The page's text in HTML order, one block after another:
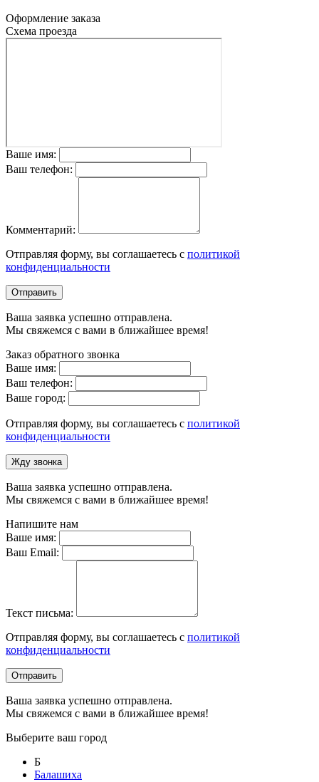
Оформление заказа
Схема проезда
Ваше имя:
Ваш телефон:
Комментарий:
Отправляя форму, вы соглашаетесь с политикой
конфиденциальности
Отправить
Ваша заявка успешно отправлена.
Мы свяжемся с вами в ближайшее время!
Заказ обратного звонка
Ваше имя:
Ваш телефон:
Ваше город:
Отправляя форму, вы соглашаетесь с политикой
конфиденциальности
Жду звонка
Ваша заявка успешно отправлена.
Мы свяжемся с вами в ближайшее время!
Напишите нам
Ваше имя:
Ваш Email:
Текст письма:
Отправляя форму, вы соглашаетесь с политикой
конфиденциальности
Отправить
Ваша заявка успешно отправлена.
Мы свяжемся с вами в ближайшее время!
Выберите ваш город
Б
Балашиха